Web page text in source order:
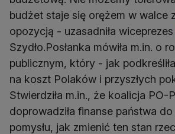
budżet staje się orężem w walce
opozycją - uzasadniła wiceprezes
Szydło.Posłanka mówiła m.in. o
publicznym, który - jak
na koszt Polaków i przyszłych
Stwierdziła m.in., że koalicja PO-
doprowadziła finanse państwa
pomysłu, jak zmienić ten stan